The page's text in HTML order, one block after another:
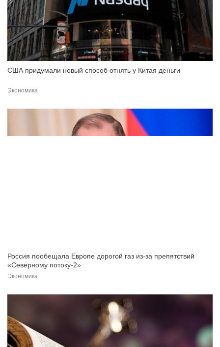
США придумали новый способ отнять у Китая деньги
Экономика
Россия пообещала Европе дорогой газ из-за препятствий
«Северному потоку-2»
Экономика